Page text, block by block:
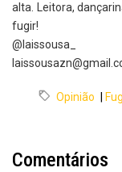
alta. Leitora,
fugir!
@laissousa_
Opinião
Comentários